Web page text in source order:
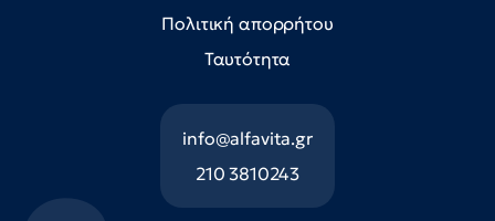
Πολιτική απορρήτου
Ταυτότητα
info@alfavita.gr
210 3810243